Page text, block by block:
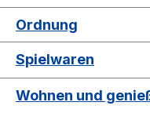
Ordnung
Spielwaren
Wohnen und